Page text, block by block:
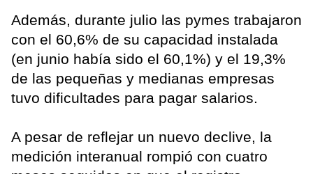
Además, durante julio las pymes trabajaron
con el 60,6% de su capacidad instalada
(en junio había sido el 60,1%) y el 19,3%
de las pequeñas y medianas empresas
tuvo dificultades para pagar salarios.
A pesar de reflejar un nuevo declive, la
medición interanual rompió con cuatro